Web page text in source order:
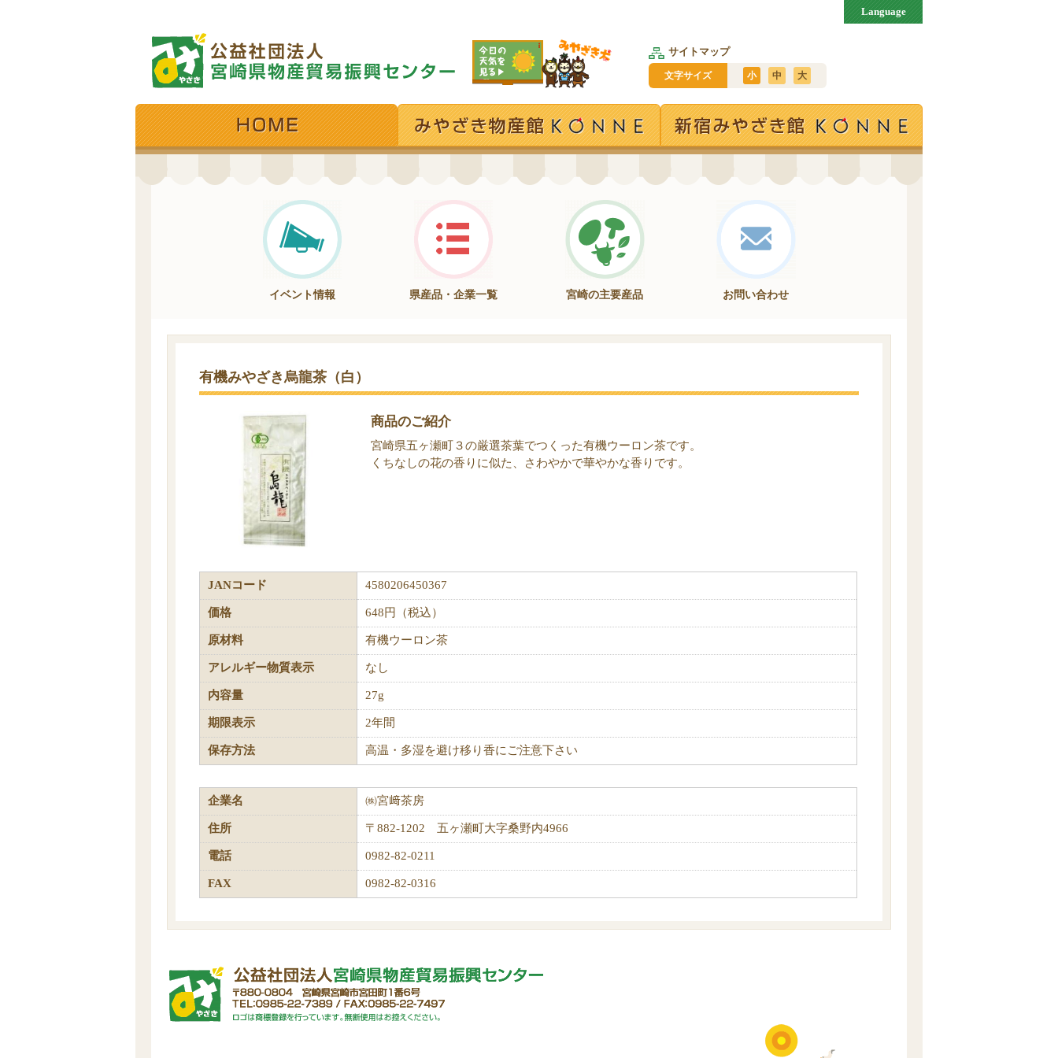
サイトマップ
文字サイズ 小 中 大
Language
イベント情報 県産品・企業一覧 宮崎の主要産品 お問い合わせ
有機みやざき烏龍茶（白）
商品のご紹介
宮崎県五ヶ瀬町３の厳選茶葉でつくった有機ウーロン茶です。
くちなしの花の香りに似た、さわやかで華やかな香りです。
JANコード 4580206450367
価格 648円（税込）
原材料 有機ウーロン茶
アレルギー物質表示 なし
内容量 27g
期限表示 2年間
保存方法 高温・多湿を避け移り香にご注意下さい
企業名 ㈱宮﨑茶房
住所 〒882-1202 五ヶ瀬町大字桑野内4966
電話 0982-82-0211
FAX 0982-82-0316